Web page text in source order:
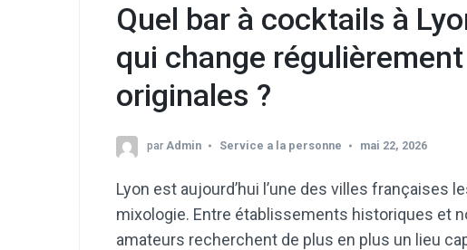
Quel bar à cocktails à
qui change
originales ?
par Admin Service a la personne mai 22, 2026
Lyon est aujourd’hui l’une des villes françaises
mixologie. Entre établissements historiques et
amateurs recherchent de plus en plus un lieu